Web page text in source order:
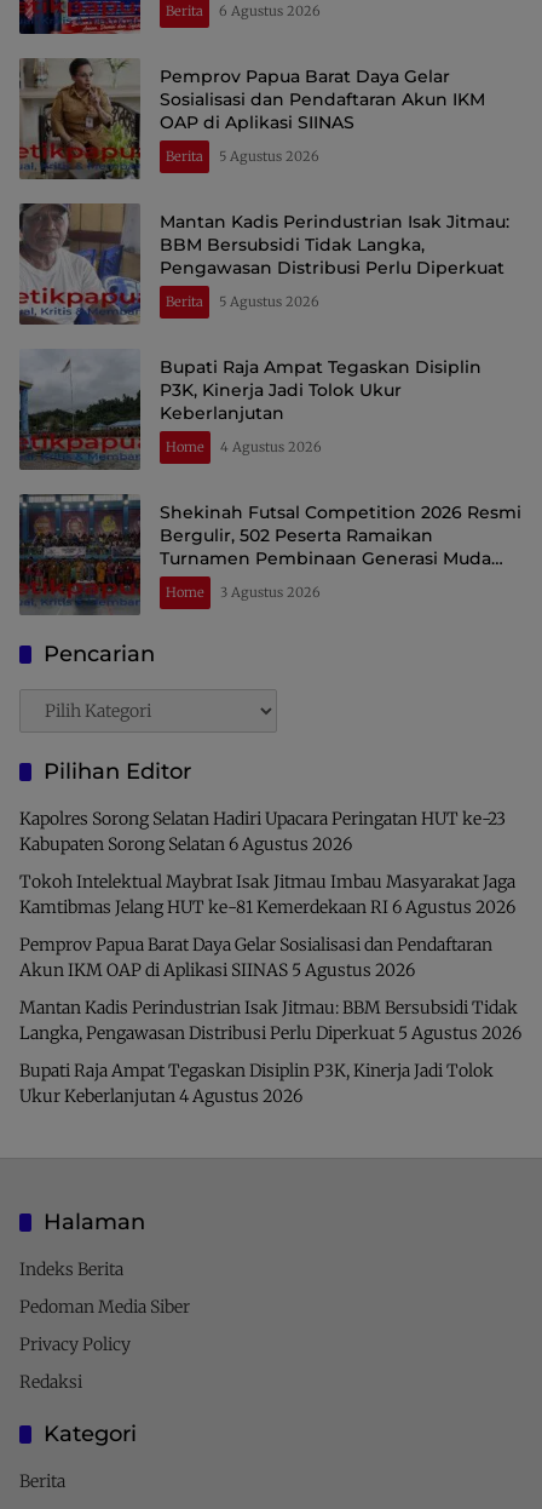
Berita 6 Agustus 2026
Pemprov Papua Barat Daya Gelar
Sosialisasi dan Pendaftaran Akun IKM
OAP di Aplikasi SIINAS
Berita 5 Agustus 2026
Mantan Kadis Perindustrian Isak Jitmau:
BBM Bersubsidi Tidak Langka,
Pengawasan Distribusi Perlu Diperkuat
Berita 5 Agustus 2026
Bupati Raja Ampat Tegaskan Disiplin
P3K, Kinerja Jadi Tolok Ukur
Keberlanjutan
Home 4 Agustus 2026
Shekinah Futsal Competition 2026 Resmi
Bergulir, 502 Peserta Ramaikan
Turnamen Pembinaan Generasi Muda
Raja Ampat
Home 3 Agustus 2026
Pencarian
Pencarian
Pilihan Editor
Kapolres Sorong Selatan Hadiri Upacara Peringatan HUT ke-23
Kabupaten Sorong Selatan6 Agustus 2026
Tokoh Intelektual Maybrat Isak Jitmau Imbau Masyarakat Jaga
Kamtibmas Jelang HUT ke-81 Kemerdekaan RI6 Agustus 2026
Pemprov Papua Barat Daya Gelar Sosialisasi dan Pendaftaran
Akun IKM OAP di Aplikasi SIINAS 5 Agustus 2026
Mantan Kadis Perindustrian Isak Jitmau: BBM Bersubsidi Tidak
Langka, Pengawasan Distribusi Perlu Diperkuat 5 Agustus 2026
Bupati Raja Ampat Tegaskan Disiplin P3K, Kinerja Jadi Tolok
Ukur Keberlanjutan4 Agustus 2026
Halaman
Indeks Berita
Pedoman Media Siber
Privacy Policy
Redaksi
Kategori
Berita